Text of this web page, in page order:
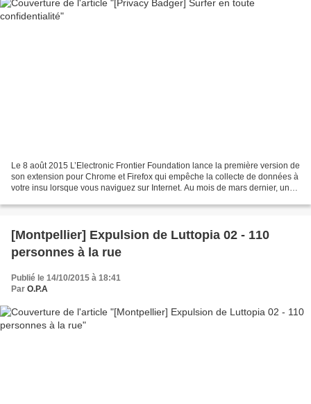
Le 8 août 2015 L’Electronic Frontier Foundation lance la première version de
son extension pour Chrome et Firefox qui empêche la collecte de données à
votre insu lorsque vous naviguez sur Internet. Au mois de mars dernier, un
[Montpellier] Expulsion de Luttopia 02 - 110
personnes à la rue
Publié le 14/10/2015 à 18:41
Par O.P.A